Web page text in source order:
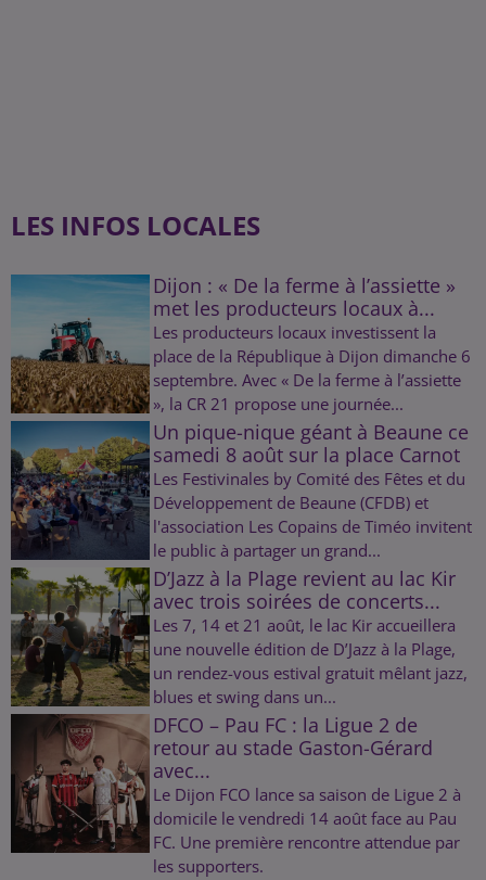
LES INFOS LOCALES
Dijon : « De la ferme à l’assiette »
met les producteurs locaux à...
Les producteurs locaux investissent la
place de la République à Dijon dimanche 6
septembre. Avec « De la ferme à l’assiette
», la CR 21 propose une journée...
Un pique-nique géant à Beaune ce
samedi 8 août sur la place Carnot
Les Festivinales by Comité des Fêtes et du
Développement de Beaune (CFDB) et
l'association Les Copains de Timéo invitent
le public à partager un grand...
D’Jazz à la Plage revient au lac Kir
avec trois soirées de concerts...
Les 7, 14 et 21 août, le lac Kir accueillera
une nouvelle édition de D’Jazz à la Plage,
un rendez-vous estival gratuit mêlant jazz,
blues et swing dans un...
DFCO – Pau FC : la Ligue 2 de
retour au stade Gaston-Gérard
avec...
Le Dijon FCO lance sa saison de Ligue 2 à
domicile le vendredi 14 août face au Pau
FC. Une première rencontre attendue par
les supporters.